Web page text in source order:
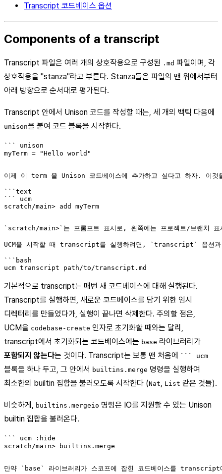
Transcript 코드베이스 옵션
Components of a transcript
Transcript 파일은 여러 개의 상호작용으로 구성된 .md 파일이며, 각
상호작용을 "stanza"라고 부른다. Stanza들은 파일의 맨 위에서부터
아래 방향으로 순서대로 평가된다.
Transcript 안에서 Unison 코드를 작성할 때는, 세 개의 백틱 다음에
unison을 붙여 코드 블록을 시작한다.
``` unison
myTerm = "Hello world"
이제 이 term 을 Unison 코드베이스에 추가하고 싶다고 하자. 이
```text
``` ucm
`scratch/main>`는 프롬프트 표시로, 왼쪽에는 프로젝트/브랜치 표
UCM을 시작할 때 transcript를 실행하려면, `transcript` 옵션과
```bash
기본적으로 transcript는 매번 새 코드베이스에 대해 실행된다.
Transcript를 실행하면, 새로운 코드베이스를 담기 위한 임시
디렉터리를 만들었다가, 실행이 끝나면 삭제한다. 주의할 점은,
UCM을 codebase-create 인자로 초기화할 때와는 달리,
transcript에서 초기화되는 코드베이스에는 base 라이브러리가
포함되지 않는다는 것이다. Transcript는 보통 맨 처음에 ``` ucm
블록을 하나 두고, 그 안에서 builtins.merge 명령을 실행하여
최소한의 builtin 집합을 불러오도록 시작한다 (Nat List 같은 것들).
비슷하게, builtins.mergeio 명령은 IO를 지원할 수 있는 Unison
builtin 집합을 불러온다.
``` ucm :hide
scratch/main> builtins.merge
만약 `base` 라이브러리가 스코프에 잡힌 코드베이스를